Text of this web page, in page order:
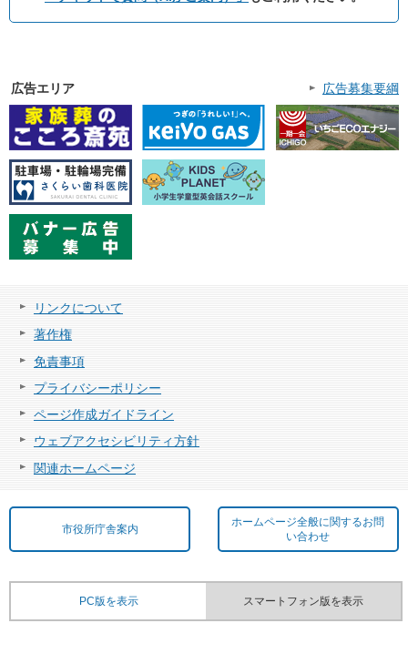
広告エリア 広告募集要綱
リンクについて
著作権
免責事項
プライバシーポリシー
ページ作成ガイドライン
ウェブアクセシビリティ方針
関連ホームページ
市役所庁舎案内
ホームページ全般に関するお問
い合わせ
PC版を表示 スマートフォン版を表示